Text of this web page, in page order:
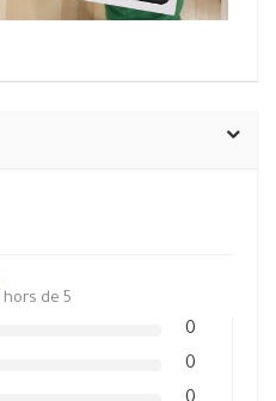
hors de 5
0
0